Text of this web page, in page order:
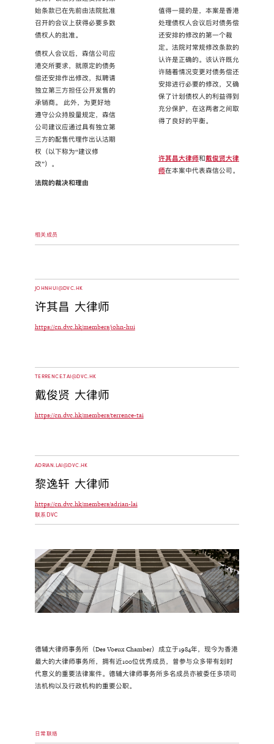
始条款已在先前由法院批准
召开的会议上获得必要多数
债权人的批准。
债权人会议后，森信公司应
港交所要求，就原定的债务
偿还安排作出修改，拟聘请
独立第三方担任公开发售的
承销商。 此外，为更好地
遵守公众持股量规定，森信
公司建议应通过具有独立第
三方的配售代理作出认沽期
权（以下称为“建议修
改”）。
法院的裁决和理由
值得一提的是，本案是香港
处理债权人会议后对债务偿
还安排的修改的第一个裁
定。法院对常规修改条款的
认许是正确的。该认许既允
许随着情况变更对债务偿还
安排进行必要的修改，又确
保了计划债权人的利益得到
充分保护，在这两者之间取
得了良好的平衡。
许其昌大律师和戴俊贤大律
师在本案中代表森信公司。
相关成员
JOHNHUI@DVC.HK
许其昌 大律师
https://cn.dvc.hk/members/john-hui
TERRENCE.TAI@DVC.HK
戴俊贤 大律师
https://cn.dvc.hk/members/terrence-tai
ADRIAN.LAI@DVC.HK
黎逸轩 大律师
https://cn.dvc.hk/members/adrian-lai
联系DVC
德辅大律师事务所（Des Voeux Chamber）成立于1984年，现今为香港
最大的大律师事务所，拥有近100位优秀成员，曾参与众多带有划时
代意义的重要法律案件。德辅大律师事务所多名成员亦被委任多项司
法机构以及行政机构的重要公职。
日常联络